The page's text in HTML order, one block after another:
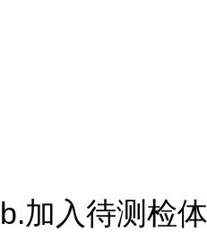
b.加入待测检